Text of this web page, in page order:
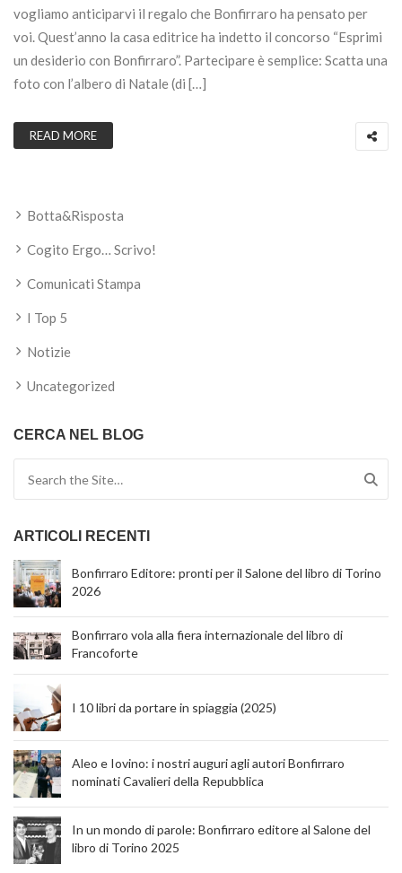
vogliamo anticiparvi il regalo che Bonfirraro ha pensato per
voi. Quest’anno la casa editrice ha indetto il concorso “Esprimi
un desiderio con Bonfirraro”. Partecipare è semplice: Scatta una
foto con l’albero di Natale (di […]
READ MORE
Botta&Risposta
Cogito Ergo… Scrivo!
Comunicati Stampa
I Top 5
Notizie
Uncategorized
CERCA NEL BLOG
ARTICOLI RECENTI
Bonfirraro Editore: pronti per il Salone del libro di Torino
2026
Bonfirraro vola alla fiera internazionale del libro di
Francoforte
I 10 libri da portare in spiaggia (2025)
Aleo e Iovino: i nostri auguri agli autori Bonfirraro
nominati Cavalieri della Repubblica
In un mondo di parole: Bonfirraro editore al Salone del
libro di Torino 2025